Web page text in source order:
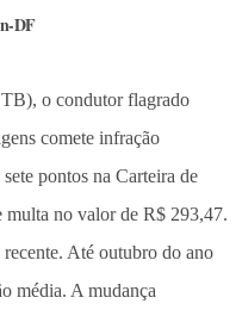
DF
o condutor flagrado
comete infração
pontos na Carteira de
no valor de R$ 293,47.
Até outubro do ano
média. A mudança